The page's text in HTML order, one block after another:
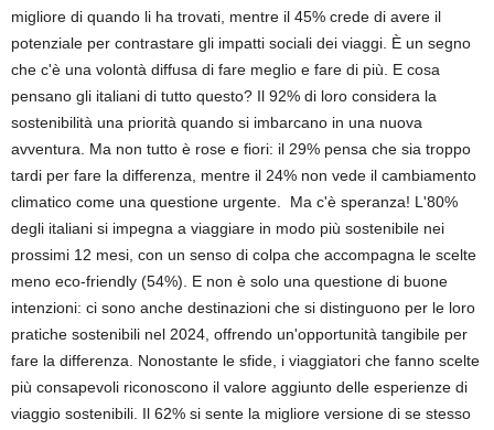
migliore di quando li ha trovati, mentre il 45% crede di avere il
potenziale per contrastare gli impatti sociali dei viaggi. È un segno
che c'è una volontà diffusa di fare meglio e fare di più. E cosa
pensano gli italiani di tutto questo? Il 92% di loro considera la
sostenibilità una priorità quando si imbarcano in una nuova
avventura. Ma non tutto è rose e fiori: il 29% pensa che sia troppo
tardi per fare la differenza, mentre il 24% non vede il cambiamento
climatico come una questione urgente. Ma c'è speranza! L'80%
degli italiani si impegna a viaggiare in modo più sostenibile nei
prossimi 12 mesi, con un senso di colpa che accompagna le scelte
meno eco-friendly (54%). E non è solo una questione di buone
intenzioni: ci sono anche destinazioni che si distinguono per le loro
pratiche sostenibili nel 2024, offrendo un'opportunità tangibile per
fare la differenza. Nonostante le sfide, i viaggiatori che fanno scelte
più consapevoli riconoscono il valore aggiunto delle esperienze di
viaggio sostenibili. Il 62% si sente la migliore versione di se stesso